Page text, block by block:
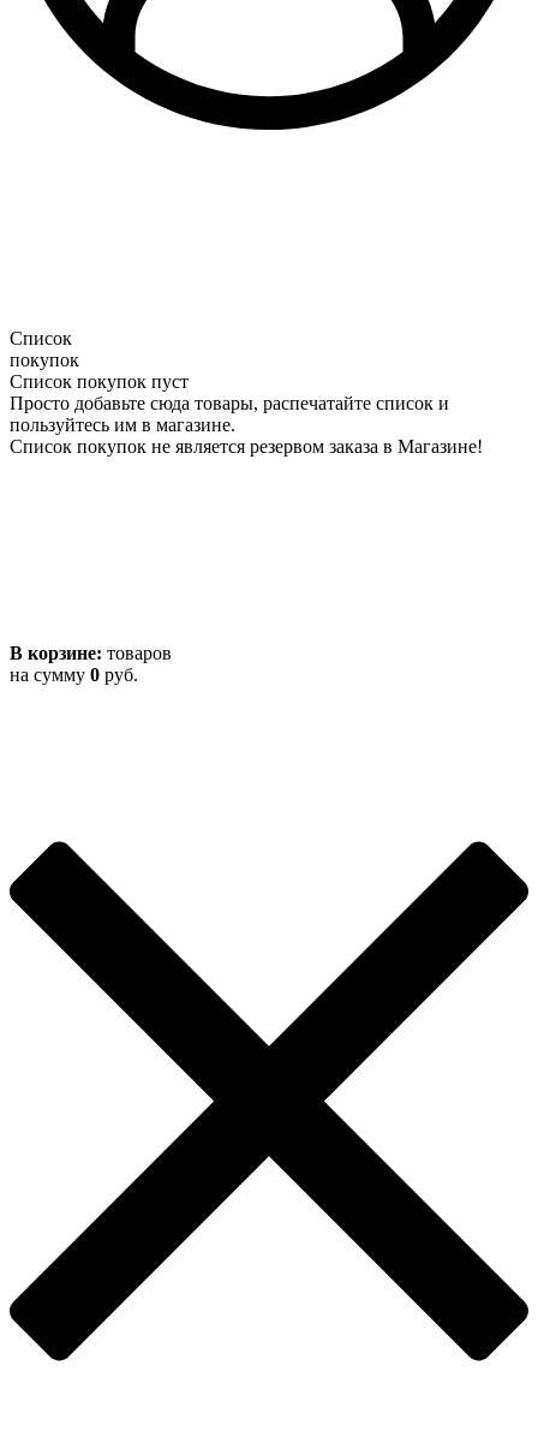
Список
покупок
Список покупок пуст
Просто добавьте сюда товары, распечатайте список и
пользуйтесь им в магазине.
Список покупок не является резервом заказа в Магазине!
В корзине: товаров
на сумму 0 руб.